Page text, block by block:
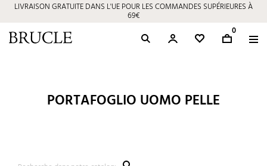
LIVRAISON GRATUITE DANS L'UE POUR LES COMMANDES SUPÉRIEURES À
69€
0
PORTAFOGLIO UOMO PELLE